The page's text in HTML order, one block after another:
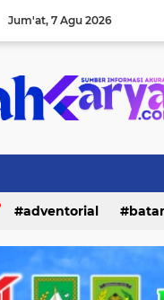
Jum'at 7 Agu 2026
adventorial
internasional
lingkungan